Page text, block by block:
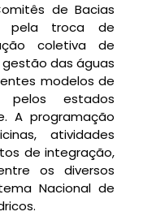
de Bacias
pela troca de
coletiva de
das águas
modelos de
pelos estados
A programação
atividades
de integração,
os diversos
Nacional de